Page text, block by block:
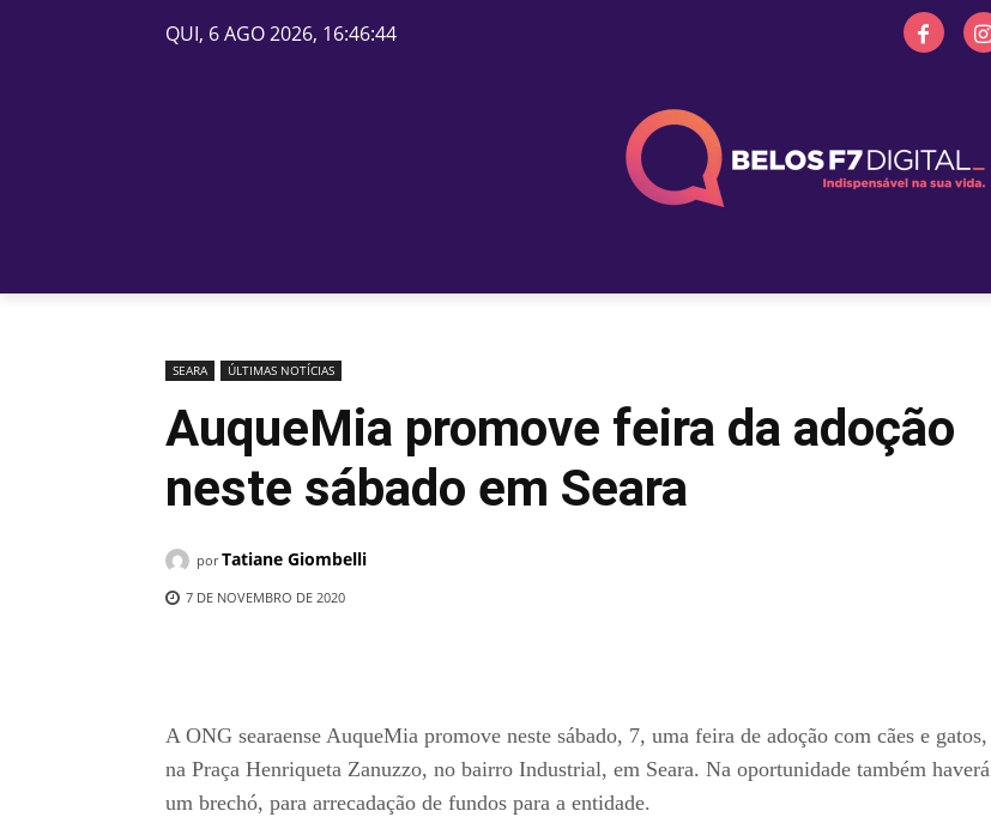
QUI, 6 AGO 2026, 16:46:44
SEARA ÚLTIMAS NOTÍCIAS
AuqueMia promove feira da adoção
neste sábado em Seara
por Tatiane Giombelli
7 DE NOVEMBRO DE 2020
A ONG searaense AuqueMia promove neste sábado, 7, uma feira de adoção com cães e gatos,
na Praça Henriqueta Zanuzzo, no bairro Industrial, em Seara. Na oportunidade também haverá
um brechó, para arrecadação de fundos para a entidade.